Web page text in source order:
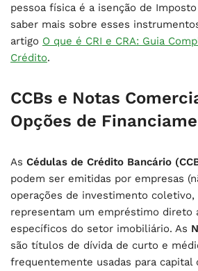
pessoa física é a isenção de Imposto
saber mais sobre esses
artigo O que é CRI e CRA: Guia
Crédito.
CCBs e Notas
Opções de
As Cédulas de Crédito Bancário
podem ser emitidas por empresas
operações de investimento coletivo,
representam um empréstimo direto
específicos do setor imobiliário. As
são títulos de dívida de curto e
frequentemente usadas para capital